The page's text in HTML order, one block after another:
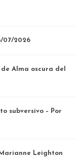
07/2026
Alma oscura del
subversivo – Por
Leighton